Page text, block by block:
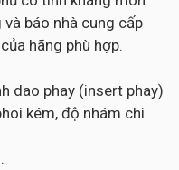
báo nhà cung cấp
hãng phù hợp.
dao phay (insert phay)
kém, độ nhám chi